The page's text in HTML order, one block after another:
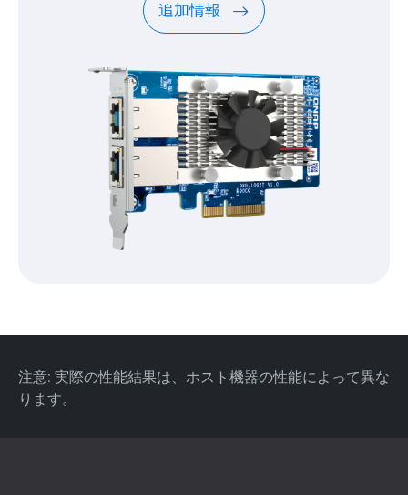
追加情報
注意: 実際の性能結果は、ホスト機器の性能によって異な
ります。